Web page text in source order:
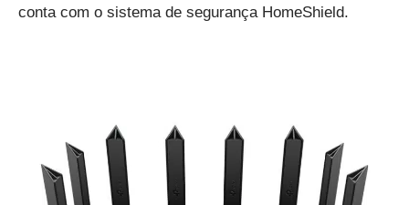
conta com o sistema de segurança HomeShield.